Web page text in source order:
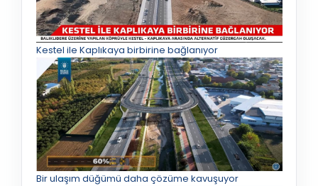
Kestel ile Kaplıkaya birbirine bağlanıyor
Bir ulaşım düğümü daha çözüme kavuşuyor